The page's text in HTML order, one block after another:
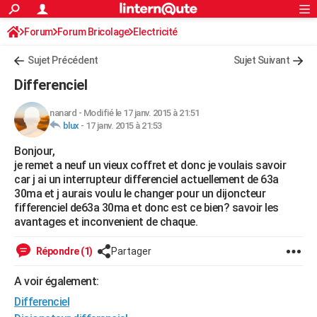
ACTUALITÉS
Politique
Société
Faits Divers
Education
Monde
Villes
+
FINANCE
Retraite
Impôts
Epargne
Immobilier
Risques naturels par ville
Banque
Assurance
Crédit
AUTO
Essais
Réserver un essai
Citadines
Berlines
SUV
Forum auto
+HIGH-TECH
Mobiles
Meilleur smartphone
Internet
Ordinateurs
Jeux vidéo
Guide high-tech
+BRICOLAGE
Forum
Aménagement intérieur
Extérieur
Cuisine
Salle de bains
Jardinage
Rangement
WEEK-END
Guides de France
Escapades
Patrimoine
Expositions
Musées
Week-end nature
LIFESTYLE
SANTE
Alimentation
Guide de la santé
Maladies
Médicaments
Sommeil
VOYAGE
S'inscrire
Connexion
Forum Forum Bricolage Electricité
Sujet Précédent Sujet Suivant
Differenciel
nanard - Modifié le 17 janv. 2015 à 21:51
blux - 17 janv. 2015 à 21:53
Bonjour,
je remet a neuf un vieux coffret et donc je voulais savoir
car j ai un interrupteur differenciel actuellement de 63a
30ma et j aurais voulu le changer pour un dijoncteur
fifferenciel de63a 30ma et donc est ce bien? savoir les
avantages et inconvenient de chaque.
Répondre (1) Partager
A voir également:
Differenciel